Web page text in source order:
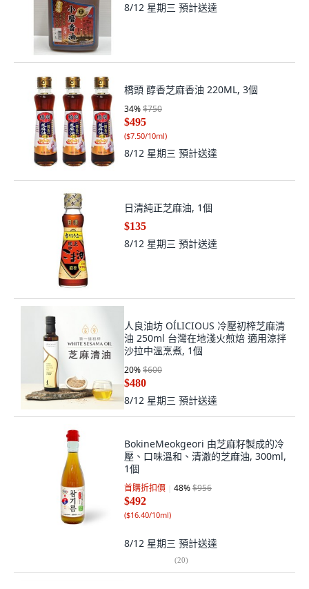
8/12 星期三 預計送達
橋頭 醇香芝麻香油 220ML, 3個
34%$750
$495
($7.50/10ml)
8/12 星期三 預計送達
日清純正芝麻油, 1個
$135
8/12 星期三 預計送達
人良油坊 OÍLICIOUS 冷壓初榨芝麻清
油 250ml 台灣在地淺火煎焙 適用涼拌
沙拉中溫烹煮, 1個
20%$600
$480
8/12 星期三 預計送達
BokineMeokgeori 由芝麻籽製成的冷
壓、口味溫和、清澈的芝麻油, 300ml,
1個
首購折扣價 48%$956
$492
($16.40/10ml)
8/12 星期三 預計送達
(20)